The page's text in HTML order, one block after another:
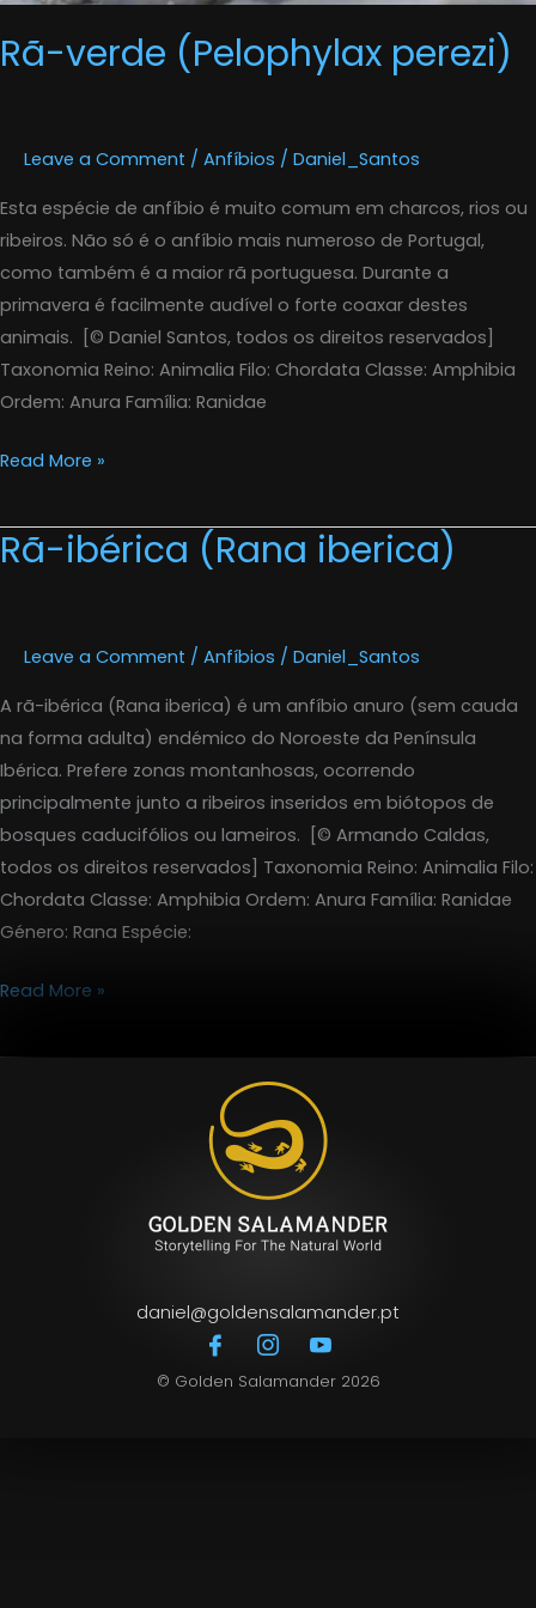
Rã-verde (Pelophylax perezi)
Leave a Comment / Anfíbios / Daniel_Santos
Esta espécie de anfíbio é muito comum em charcos, rios ou
ribeiros. Não só é o anfíbio mais numeroso de Portugal,
como também é a maior rã portuguesa. Durante a
primavera é facilmente audível o forte coaxar destes
animais. [© Daniel Santos, todos os direitos reservados]
Taxonomia Reino: Animalia Filo: Chordata Classe: Amphibia
Ordem: Anura Família: Ranidae
Read More »
Rã-ibérica (Rana iberica)
Leave a Comment / Anfíbios / Daniel_Santos
A rã-ibérica (Rana iberica) é um anfíbio anuro (sem cauda
na forma adulta) endémico do Noroeste da Península
Ibérica. Prefere zonas montanhosas, ocorrendo
principalmente junto a ribeiros inseridos em biótopos de
bosques caducifólios ou lameiros. [© Armando Caldas,
todos os direitos reservados] Taxonomia Reino: Animalia Filo:
Chordata Classe: Amphibia Ordem: Anura Família: Ranidae
Género: Rana Espécie:
Rã-
Read More »
daniel@goldensalamander.pt
© Golden Salamander 2026